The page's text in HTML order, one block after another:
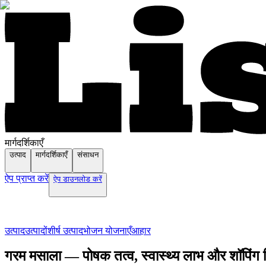
मार्गदर्शिकाएँ
उत्पाद मार्गदर्शिकाएँ संसाधन
ऐप प्राप्त करें ऐप डाउनलोड करें
उत्पादउत्पादोंशीर्ष उत्पादभोजन योजनाएँआहार
गरम मसाला — पोषक तत्व, स्वास्थ्य लाभ और शॉपिंग